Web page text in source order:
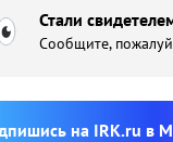
Стали
Сообщите,
на IRK.ru в